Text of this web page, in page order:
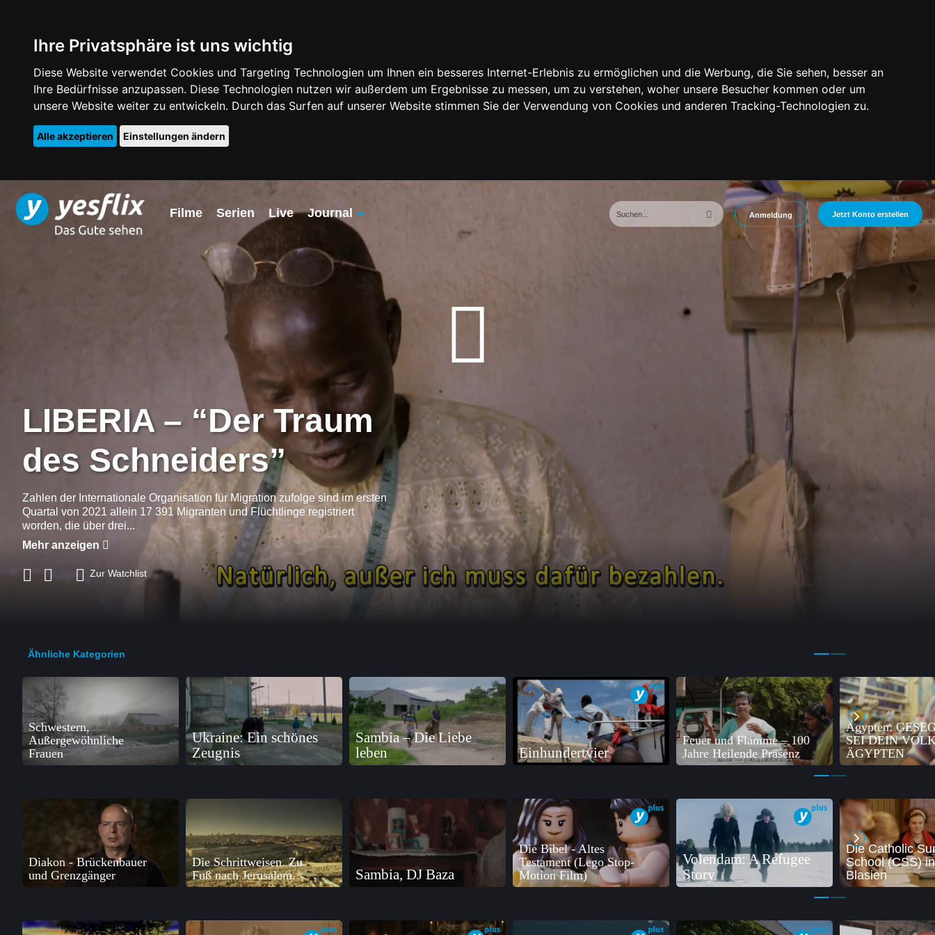
Ihre Privatsphäre ist uns wichtig
Diese Website verwendet Cookies und Targeting Technologien um Ihnen ein besseres Internet-Erlebnis zu ermöglichen und die Werbung, die Sie sehen, besser an
Ihre Bedürfnisse anzupassen. Diese Technologien nutzen wir außerdem um Ergebnisse zu messen, um zu verstehen, woher unsere Besucher kommen oder um
unsere Website weiter zu entwickeln. Durch das Surfen auf unserer Website stimmen Sie der Verwendung von Cookies und anderen Tracking-Technologien zu.
Alle akzeptieren Einstellungen ändern
Filme Serien Live
Journal
Übersicht
Anmeldung Jetzt Konto erstellen
LIBERIA – “Der Traum
des Schneiders”
Zahlen der Internationale Organisation für Migration zufolge sind im ersten
Quartal von 2021 allein 17 391 Migranten und Flüchtlinge registriert
worden, die über drei...
Mehr anzeigen
Zur Watchlist
Ähnliche Kategorien
Schwestern,
Außergewöhnliche
Frauen
Ukraine: Ein schönes
Zeugnis
Sambia – Die Liebe
leben
Einhundertvier
Feuer und Flamme – 100
Jahre Heilende Präsenz
Ägypten:
SEI DEIN
ÄGYPTEN
Diakon - Brückenbauer
und Grenzgänger
Die Schrittweisen. Zu
Fuß nach Jerusalem.
Sambia, DJ Baza
Die Bibel - Altes
Testament (Lego Stop-
Motion Film)
Volendam: A Refugee
Story
Die Catholic
School (CSS)
Blasien